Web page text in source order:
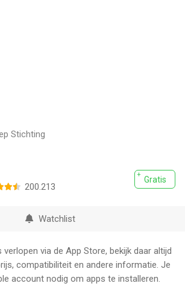
Stichting
Gratis
200.213
Watchlist
verlopen via de App Store, bekijk daar altijd
compatibiliteit en andere informatie. Je
account nodig om apps te installeren.